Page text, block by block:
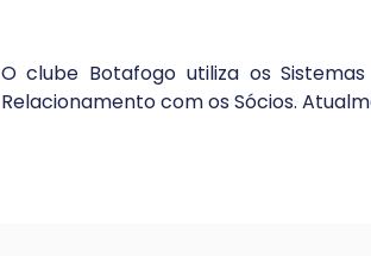
O clube Botafogo utiliza os
Relacionamento com os Sócios.